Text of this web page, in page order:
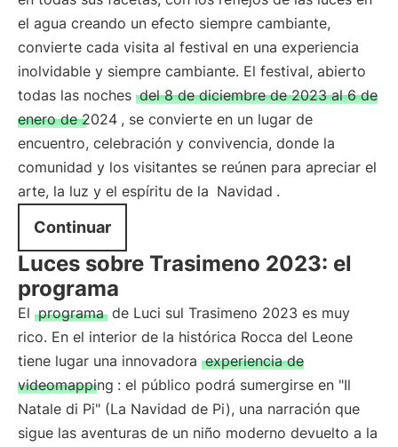
el agua creando un efecto siempre cambiante,
convierte cada visita al festival en una experiencia
inolvidable y siempre cambiante. El festival, abierto
todas las noches del 8 de diciembre de 2023 al 6 de
enero de 2024 , se convierte en un lugar de
encuentro, celebración y convivencia, donde la
comunidad y los visitantes se reúnen para apreciar el
arte, la luz y el espíritu de la Navidad .
Continuar
Luces sobre Trasimeno 2023: el
programa
El programa de Luci sul Trasimeno 2023 es muy
rico. En el interior de la histórica Rocca del Leone
tiene lugar una innovadora experiencia de
videomapping : el público podrá sumergirse en "Il
Natale di Pi" (La Navidad de Pi), una narración que
sigue las aventuras de un niño moderno devuelto a la